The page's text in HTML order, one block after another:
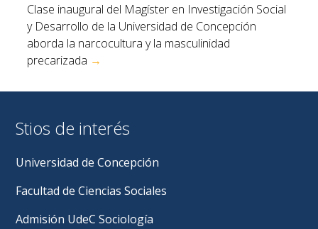
Clase inaugural del Magíster en Investigación Social
y Desarrollo de la Universidad de Concepción
aborda la narcocultura y la masculinidad
precarizada →
Stios de interés
Universidad de Concepción
Facultad de Ciencias Sociales
Admisión UdeC Sociología